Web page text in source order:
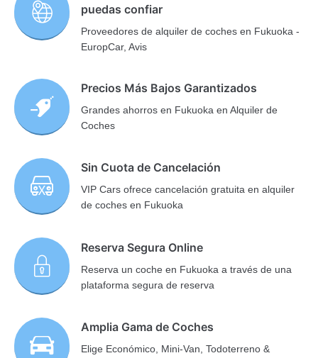
puedas confiar
Proveedores de alquiler de coches en Fukuoka -
EuropCar, Avis
Precios Más Bajos Garantizados
Grandes ahorros en Fukuoka en Alquiler de
Coches
Sin Cuota de Cancelación
VIP Cars ofrece cancelación gratuita en alquiler
de coches en Fukuoka
Reserva Segura Online
Reserva un coche en Fukuoka a través de una
plataforma segura de reserva
Amplia Gama de Coches
Elige Económico, Mini-Van, Todoterreno &